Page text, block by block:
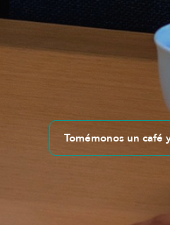
Tomémonos un café